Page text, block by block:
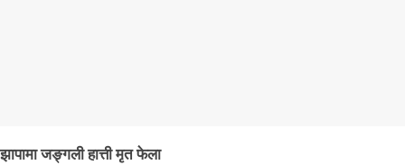
झापामा जङ्गली हात्ती मृत फेला